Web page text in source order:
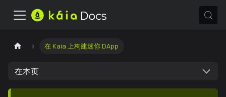
在 Kaia 上构建迷你 DApp
在本页